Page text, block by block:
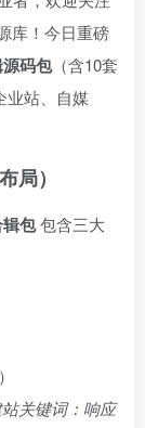
库！今日重磅
码包​（含10套
业站、自媒
局）
包包含三大
站关键词：响应